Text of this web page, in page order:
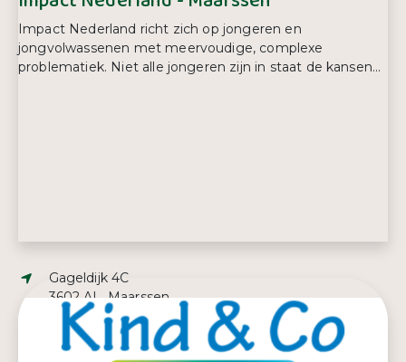
Impact Nederland richt zich op jongeren en
jongvolwassenen met meervoudige, complexe
problematiek. Niet alle jongeren zijn in staat de kansen...
Adres:
Gageldijk 4C
3602 AL, Maarssen
E-mailadres:
Hanane@impactnederland.nl